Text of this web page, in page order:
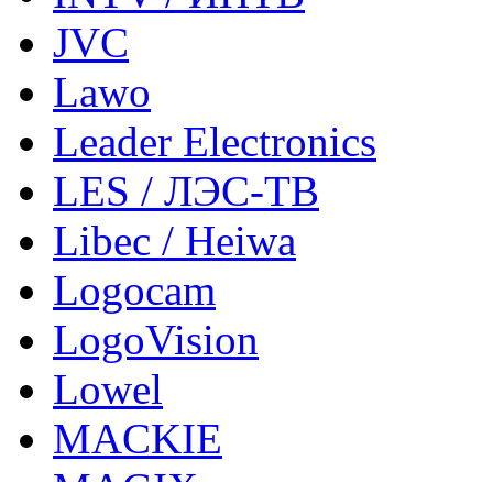
JVC
Lawo
Leader Electronics
LES / ЛЭС-ТВ
Libec / Heiwa
Logocam
LogoVision
Lowel
MACKIE